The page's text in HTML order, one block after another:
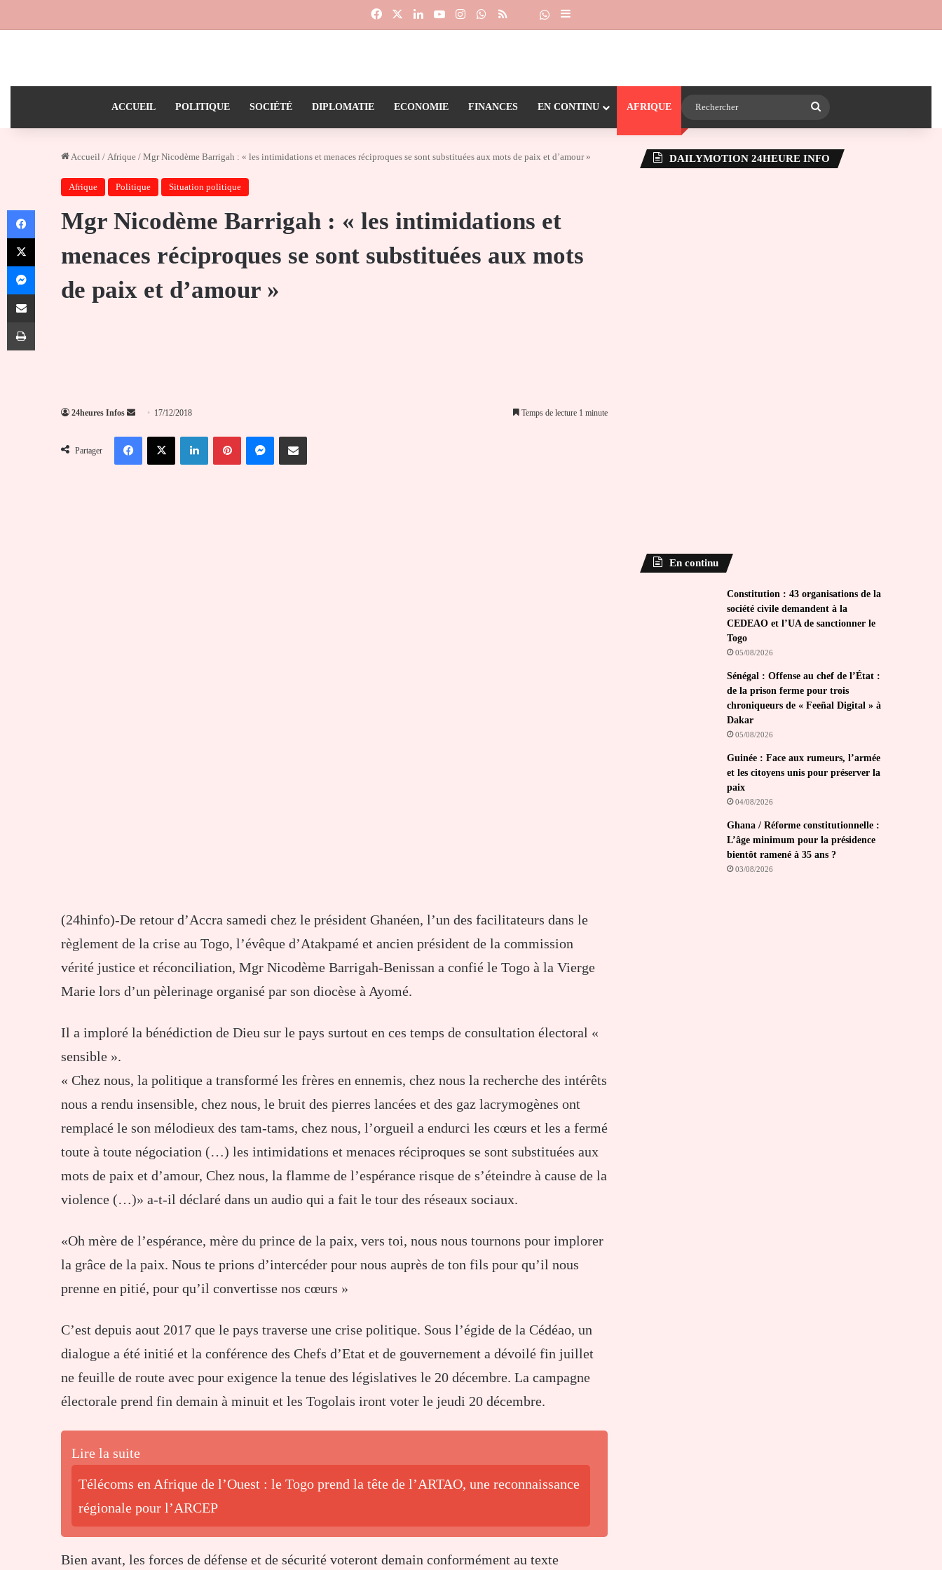
FacebookLinkedinYouTubeInstagramWhatsApp
RSS Dailymotion
Suivre la chaîne 24heureinfo sur WhatsApp
Sidebar (barre latérale)
ACCUEIL POLITIQUE SOCIÉTÉ DIPLOMATIE ECONOMIE FINANCES EN CONTINU AFRIQUE
Accueil / Afrique / Mgr Nicodème Barrigah : « les intimidations et menaces réciproques se sont substituées aux mots de paix et d’amour »
Afrique Politique Situation politique
Mgr Nicodème Barrigah : « les intimidations et
menaces réciproques se sont substituées aux mots
de paix et d’amour »
24heures Infos
Envoyer
courriel
17/12/2018 Temps de lecture 1 minute
Partager
FacebookX LinkedinPinterestMessengerPartager par email
(24hinfo)-De retour d’Accra samedi chez le président Ghanéen, l’un des facilitateurs dans le
règlement de la crise au Togo, l’évêque d’Atakpamé et ancien président de la commission
vérité justice et réconciliation, Mgr Nicodème Barrigah-Benissan a confié le Togo à la Vierge
Marie lors d’un pèlerinage organisé par son diocèse à Ayomé.
Il a imploré la bénédiction de Dieu sur le pays surtout en ces temps de consultation électoral «
sensible ».
« Chez nous, la politique a transformé les frères en ennemis, chez nous la recherche des intérêts
nous a rendu insensible, chez nous, le bruit des pierres lancées et des gaz lacrymogènes ont
remplacé le son mélodieux des tam-tams, chez nous, l’orgueil a endurci les cœurs et les a fermé
toute à toute négociation (…) les intimidations et menaces réciproques se sont substituées aux
mots de paix et d’amour, Chez nous, la flamme de l’espérance risque de s’éteindre à cause de la
violence (…)» a-t-il déclaré dans un audio qui a fait le tour des réseaux sociaux.
«Oh mère de l’espérance, mère du prince de la paix, vers toi, nous nous tournons pour implorer
la grâce de la paix. Nous te prions d’intercéder pour nous auprès de ton fils pour qu’il nous
prenne en pitié, pour qu’il convertisse nos cœurs »
C’est depuis aout 2017 que le pays traverse une crise politique. Sous l’égide de la Cédéao, un
dialogue a été initié et la conférence des Chefs d’Etat et de gouvernement a dévoilé fin juillet
ne feuille de route avec pour exigence la tenue des législatives le 20 décembre. La campagne
électorale prend fin demain à minuit et les Togolais iront voter le jeudi 20 décembre.
Lire la suite
Télécoms en Afrique de l’Ouest : le Togo prend la tête de l’ARTAO, une reconnaissance
régionale pour l’ARCEP
Bien avant, les forces de défense et de sécurité voteront demain conformément au texte
DAILYMOTION 24HEURE INFO
En continu
Constitution : 43 organisations de la
société civile demandent à la
CEDEAO et l’UA de sanctionner le
Togo
05/08/2026
Sénégal : Offense au chef de l’État :
de la prison ferme pour trois
chroniqueurs de « Feeñal Digital » à
Dakar
05/08/2026
Guinée : Face aux rumeurs, l’armée
et les citoyens unis pour préserver la
paix
04/08/2026
Ghana / Réforme constitutionnelle :
L’âge minimum pour la présidence
bientôt ramené à 35 ans ?
03/08/2026
Facebook
X
Messenger
Partager par email